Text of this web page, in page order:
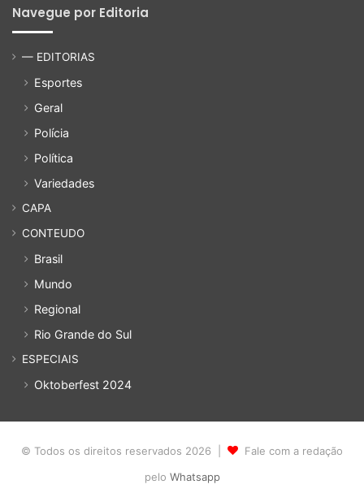
Navegue por Editoria
— EDITORIAS
Esportes
Geral
Polícia
Política
Variedades
CAPA
CONTEUDO
Brasil
Mundo
Regional
Rio Grande do Sul
ESPECIAIS
Oktoberfest 2024
© Todos os direitos reservados 2026 |
Fale com a redação
pelo Whatsapp